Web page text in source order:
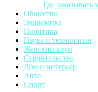
Где заказывать
Общество
Экономика
Политика
Наука и технологии
Женский клуб
Строительство
Дом и интерьер
Авто
Спорт